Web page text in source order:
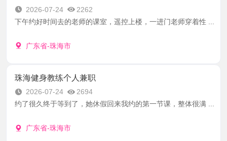
2026-07-24
2262
下午约好时间去的老师的课室，遥控上楼，一进门老师穿着性 ...
广东省-珠海市
珠海健身教练个人兼职
2026-07-24
2694
约了很久终于等到了，她休假回来我约的第一节课，整体很满 ...
广东省-珠海市